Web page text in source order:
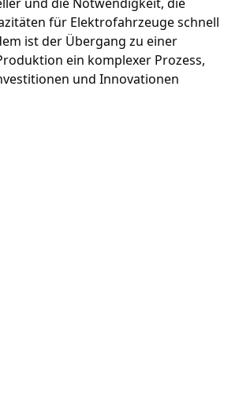
für Elektrofahrzeuge schnell
ist der Übergang zu einer
ein komplexer Prozess,
und Innovationen